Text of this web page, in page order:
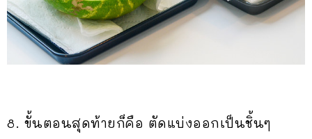
8. ขั้นตอนสุดท้ายก็คือ ตัดแบ่งออกเป็นชิ้นๆ